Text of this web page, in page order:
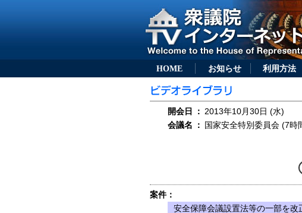
HOME お知らせ 利用方法
開会日 ： 2013年10月30日 (水)
会議名
： 国家安全特別委員会 (7時
案件：
安全保障会議設置法等の一部を改